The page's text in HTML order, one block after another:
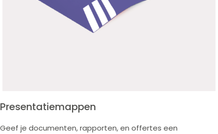
Presentatiemappen
Geef je documenten, rapporten, en offertes een